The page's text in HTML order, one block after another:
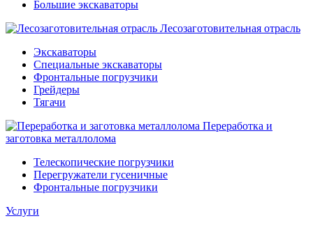
Большие экскаваторы
Лесозаготовительная отрасль
Экскаваторы
Специальные экскаваторы
Фронтальные погрузчики
Грейдеры
Тягачи
Переработка и
заготовка металлолома
Телескопические погрузчики
Перегружатели гусеничные
Фронтальные погрузчики
Услуги